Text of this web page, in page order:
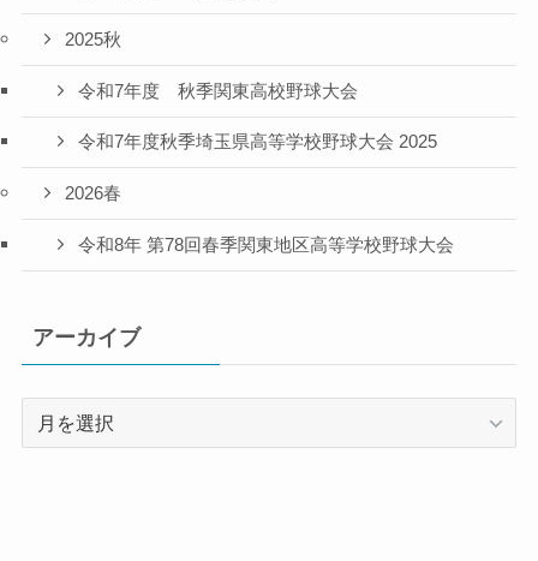
2025秋
令和7年度 秋季関東高校野球大会
令和7年度秋季埼玉県高等学校野球大会 2025
2026春
令和8年 第78回春季関東地区高等学校野球大会
アーカイブ